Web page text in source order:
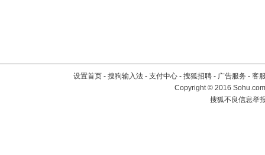
设置首页 - 搜狗输入法 - 支付中心 - 搜狐招聘 - 广告服务 - 客
Copyright©2016
搜狐不良信息举